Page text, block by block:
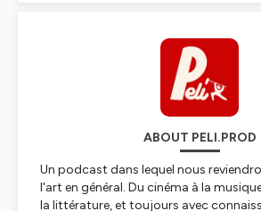
ABOUT PELI.PROD
Un podcast dans lequel nous
l'art en général. Du cinéma à la
la littérature, et toujours avec